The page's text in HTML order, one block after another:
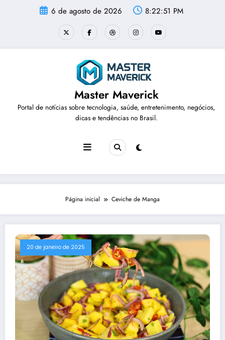
6 de agosto de 2026 8:22:51 PM
Master Maverick
Portal de notícias sobre tecnologia, saúde, entretenimento, negócios,
dicas e tendências no Brasil.
Página inicial Ceviche de Manga
20 de janeiro de 2025